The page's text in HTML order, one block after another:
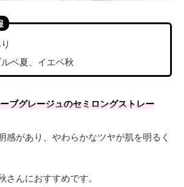
ベ夏、イエベ秋
ブグレージュのセミロングストレー
感があり、やわらかなツヤが肌を明るく
さんにおすすめです。